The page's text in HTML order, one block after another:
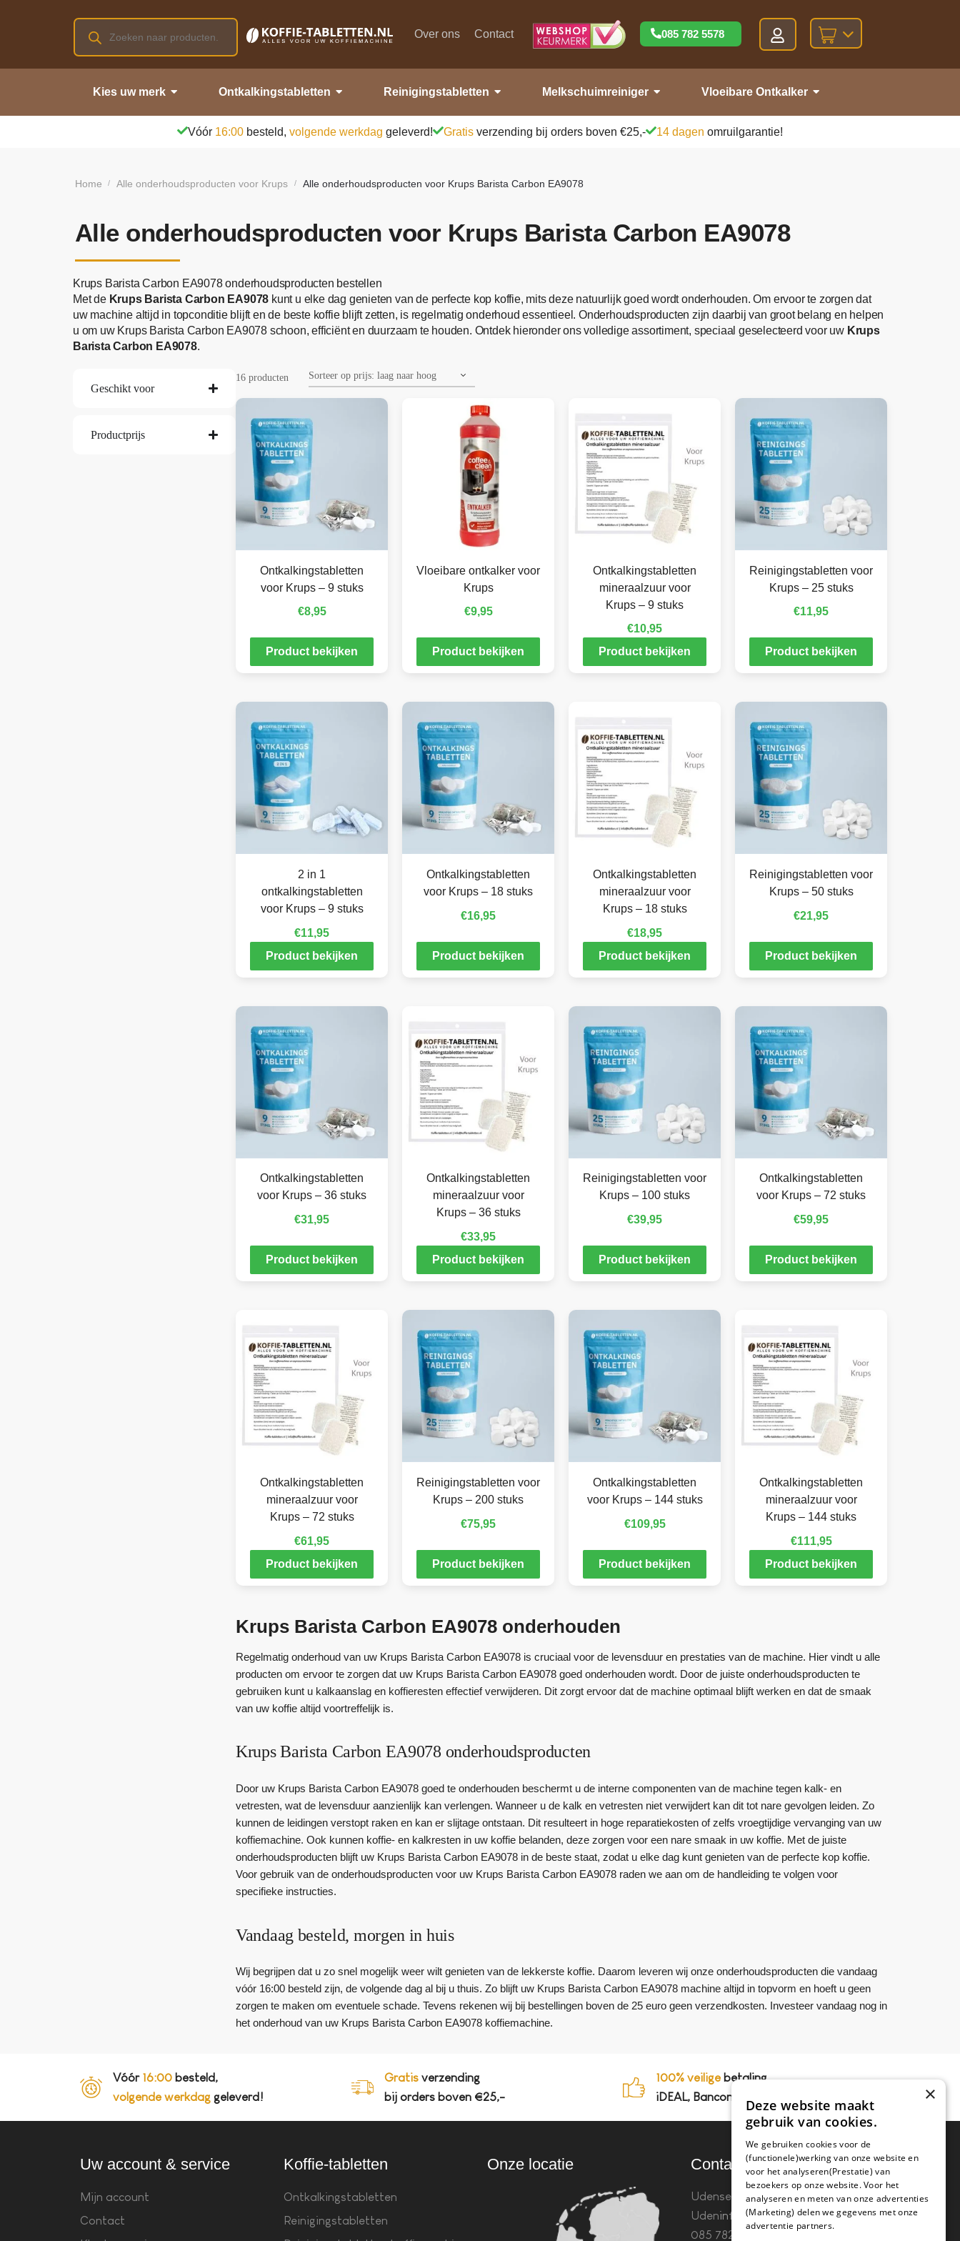
Over ons Contact 085 782 5578
Kies uw merk Ontkalkingstabletten Reinigingstabletten Melkschuimreiniger Vloeibare Ontkalker
Vóór 16:00 besteld, volgende werkdag geleverd! Gratis verzending bij orders boven €25,- 14 dagen omruilgarantie!
Home / Alle onderhoudsproducten voor Krups / Alle onderhoudsproducten voor Krups Barista Carbon EA9078
Alle onderhoudsproducten voor Krups Barista Carbon EA9078
Krups Barista Carbon EA9078 onderhoudsproducten bestellen
Met de Krups Barista Carbon EA9078 kunt u elke dag genieten van de perfecte kop koffie, mits deze natuurlijk goed wordt onderhouden. Om ervoor te zorgen dat
uw machine altijd in topconditie blijft en de beste koffie blijft zetten, is regelmatig onderhoud essentieel. Onderhoudsproducten zijn daarbij van groot belang en helpen
u om uw Krups Barista Carbon EA9078 schoon, efficiënt en duurzaam te houden. Ontdek hieronder ons volledige assortiment, speciaal geselecteerd voor uw Krups
Barista Carbon EA9078.
Geschikt voor
Productprijs
16 producten
Ontkalkingstabletten
voor Krups – 9 stuks
€8,95
Product bekijken
Vloeibare ontkalker voor
Krups
€9,95
Product bekijken
Ontkalkingstabletten
mineraalzuur voor
Krups – 9 stuks
€10,95
Product bekijken
Reinigingstabletten voor
Krups – 25 stuks
€11,95
Product bekijken
2 in 1
ontkalkingstabletten
voor Krups – 9 stuks
€11,95
Product bekijken
Ontkalkingstabletten
voor Krups – 18 stuks
€16,95
Product bekijken
Ontkalkingstabletten
mineraalzuur voor
Krups – 18 stuks
€18,95
Product bekijken
Reinigingstabletten voor
Krups – 50 stuks
€21,95
Product bekijken
Ontkalkingstabletten
voor Krups – 36 stuks
€31,95
Product bekijken
Ontkalkingstabletten
mineraalzuur voor
Krups – 36 stuks
€33,95
Product bekijken
Reinigingstabletten voor
Krups – 100 stuks
€39,95
Product bekijken
Ontkalkingstabletten
voor Krups – 72 stuks
€59,95
Product bekijken
Ontkalkingstabletten
mineraalzuur voor
Krups – 72 stuks
€61,95
Product bekijken
Reinigingstabletten voor
Krups – 200 stuks
€75,95
Product bekijken
Ontkalkingstabletten
voor Krups – 144 stuks
€109,95
Product bekijken
Ontkalkingstabletten
mineraalzuur voor
Krups – 144 stuks
€111,95
Product bekijken
Krups Barista Carbon EA9078 onderhouden
Regelmatig onderhoud van uw Krups Barista Carbon EA9078 is cruciaal voor de levensduur en prestaties van de machine. Hier vindt u alle
producten om ervoor te zorgen dat uw Krups Barista Carbon EA9078 goed onderhouden wordt. Door de juiste onderhoudsproducten te
gebruiken kunt u kalkaanslag en koffieresten effectief verwijderen. Dit zorgt ervoor dat de machine optimaal blijft werken en dat de smaak
van uw koffie altijd voortreffelijk is.
Krups Barista Carbon EA9078 onderhoudsproducten
Door uw Krups Barista Carbon EA9078 goed te onderhouden beschermt u de interne componenten van de machine tegen kalk- en
vetresten, wat de levensduur aanzienlijk kan verlengen. Wanneer u de kalk en vetresten niet verwijdert kan dit tot nare gevolgen leiden. Zo
kunnen de leidingen verstopt raken en kan er slijtage ontstaan. Dit resulteert in hoge reparatiekosten of zelfs vroegtijdige vervanging van uw
koffiemachine. Ook kunnen koffie- en kalkresten in uw koffie belanden, deze zorgen voor een nare smaak in uw koffie. Met de juiste
onderhoudsproducten blijft uw Krups Barista Carbon EA9078 in de beste staat, zodat u elke dag kunt genieten van de perfecte kop koffie.
Voor gebruik van de onderhoudsproducten voor uw Krups Barista Carbon EA9078 raden we aan om de handleiding te volgen voor
specifieke instructies.
Vandaag besteld, morgen in huis
Wij begrijpen dat u zo snel mogelijk weer wilt genieten van de lekkerste koffie. Daarom leveren wij onze onderhoudsproducten die vandaag
vóór 16:00 besteld zijn, de volgende dag al bij u thuis. Zo blijft uw Krups Barista Carbon EA9078 machine altijd in topvorm en hoeft u geen
zorgen te maken om eventuele schade. Tevens rekenen wij bij bestellingen boven de 25 euro geen verzendkosten. Investeer vandaag nog in
het onderhoud van uw Krups Barista Carbon EA9078 koffiemachine.
Vóór 16:00 besteld,
volgende werkdag geleverd!
Gratis verzending
bij orders boven €25,-
100% veiligebetaling,
iDEAL, Bancontact en op rekening
Uw account & service
Mijn account
Contact
Koffie-tabletten
Ontkalkingstabletten
Reinigingstabletten
Onze locatie Contact
Udenseweg 8B 5405 PA
Udeninfo(@)koffie-tabletten.nlTel.
085 782 5578KvK 67529623 Btw:
×
Deze website maakt
gebruik van cookies.
We gebruiken cookies voor de
(functionele)werking van onze website en
voor het analyseren(Prestatie) van
bezoekers op onze website. Voor het
analyseren en meten van onze advertenties
(Marketing) delen we gegevens met onze
advertentie partners.